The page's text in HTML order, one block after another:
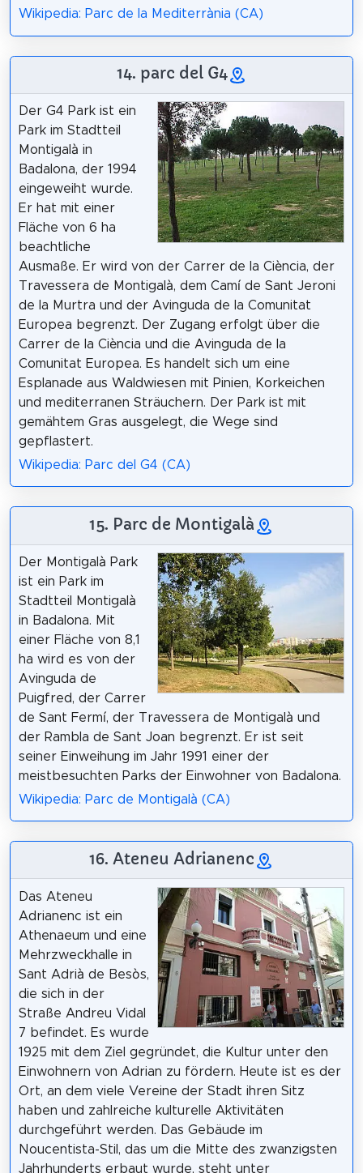
Wikipedia: Parc de la Mediterrània (CA)
14. parc del G4
Der G4 Park ist ein
Park im Stadtteil
Montigalà in
Badalona, der 1994
eingeweiht wurde.
Er hat mit einer
Fläche von 6 ha
beachtliche
Ausmaße. Er wird von der Carrer de la Ciència, der
Travessera de Montigalà, dem Camí de Sant Jeroni
de la Murtra und der Avinguda de la Comunitat
Europea begrenzt. Der Zugang erfolgt über die
Carrer de la Ciència und die Avinguda de la
Comunitat Europea. Es handelt sich um eine
Esplanade aus Waldwiesen mit Pinien, Korkeichen
und mediterranen Sträuchern. Der Park ist mit
gemähtem Gras ausgelegt, die Wege sind
gepflastert.
Wikipedia: Parc del G4 (CA)
15. Parc de Montigalà
Der Montigalà Park
ist ein Park im
Stadtteil Montigalà
in Badalona. Mit
einer Fläche von 8,1
ha wird es von der
Avinguda de
Puigfred, der Carrer
de Sant Fermí, der Travessera de Montigalà und
der Rambla de Sant Joan begrenzt. Er ist seit
seiner Einweihung im Jahr 1991 einer der
meistbesuchten Parks der Einwohner von Badalona.
Wikipedia: Parc de Montigalà (CA)
16. Ateneu Adrianenc
Das Ateneu
Adrianenc ist ein
Athenaeum und eine
Mehrzweckhalle in
Sant Adrià de Besòs,
die sich in der
Straße Andreu Vidal
7 befindet. Es wurde
1925 mit dem Ziel gegründet, die Kultur unter den
Einwohnern von Adrian zu fördern. Heute ist es der
Ort, an dem viele Vereine der Stadt ihren Sitz
haben und zahlreiche kulturelle Aktivitäten
durchgeführt werden. Das Gebäude im
Noucentista-Stil, das um die Mitte des zwanzigsten
Jahrhunderts erbaut wurde, steht unter